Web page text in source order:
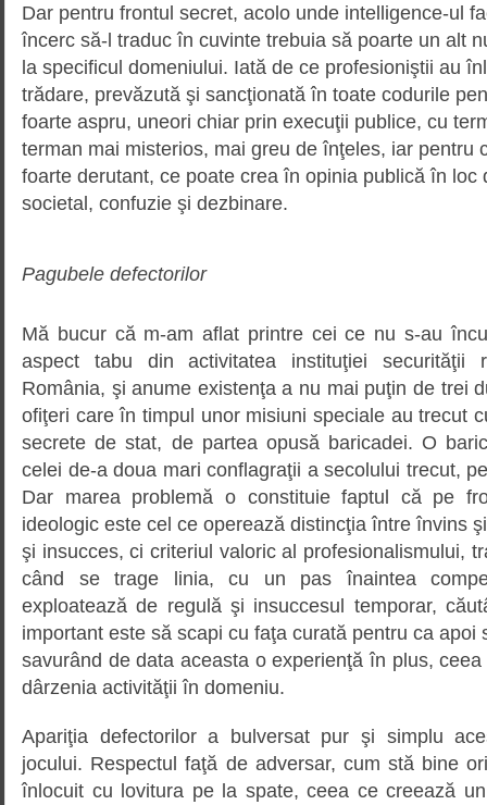
Dar pentru frontul secret, acolo unde intelligence-ul
încerc să-l traduc în cuvinte trebuia să poarte un alt
la specificul domeniului. Iată de ce profesioniştii au
trădare, prevăzută şi sancţionată în toate codurile
foarte aspru, uneori chiar prin execuţii publice, cu
terman mai misterios, mai greu de înţeles, iar pentru
foarte derutant, ce poate crea în opinia publică în loc
societal, confuzie şi dezbinare.
Pagubele defectorilor
Mă bucur că m-am aflat printre cei ce nu s-au
aspect tabu din activitatea instituţiei securităţii
România, şi anume existenţa a nu mai puţin de trei
ofiţeri care în timpul unor misiuni speciale au trecut
secrete de stat, de partea opusă baricadei. O
celei de-a doua mari conflagraţii a secolului trecut,
Dar marea problemă o constituie faptul că pe
ideologic este cel ce operează distincţia între învins
şi insucces, ci criteriul valoric al profesionalismului,
când se trage linia, cu un pas înaintea
exploatează de regulă şi insuccesul temporar,
important este să scapi cu faţa curată pentru ca apoi
savurând de data aceasta o experienţă în plus,
dârzenia activităţii în domeniu.
Apariţia defectorilor a bulversat pur şi simplu
jocului. Respectul faţă de adversar, cum stă bine
înlocuit cu lovitura pe la spate, ceea ce creează